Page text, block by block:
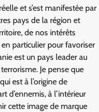
et s’est manifestée par
pays de la région et
de nos intérêts
particulier pour favoriser
est un pays leader au
Je pense que
est à l’origine de
d’ennemis, à l’intérieur
cette image de marque